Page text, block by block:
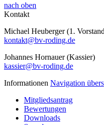
nach oben
Kontakt
Michael Heuberger (1.
kontakt@bv-roding.de
Johannes Hornauer (Kassier)
kassier@bv-roding.de
Informationen Navigation
Mitgliedsantrag
Bewertungen
Downloads